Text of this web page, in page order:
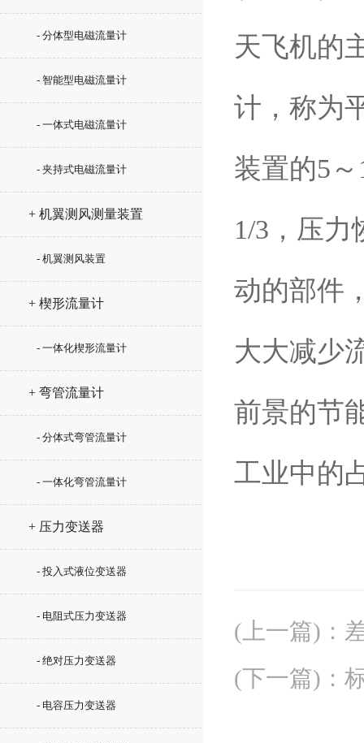
- 分体型电磁流量计
- 智能型电磁流量计
- 一体式电磁流量计
- 夹持式电磁流量计
+ 机翼测风测量装置
- 机翼测风装置
+ 楔形流量计
- 一体化楔形流量计
+ 弯管流量计
- 分体式弯管流量计
- 一体化弯管流量计
+ 压力变送器
- 投入式液位变送器
- 电阻式压力变送器
- 绝对压力变送器
- 电容压力变送器
天飞机的
计，称为
装置的5
1/3，压力
动的部件
大大减少
前景的节
工业中的
(上一篇) ：
(下一篇) ：